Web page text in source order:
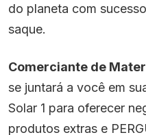
do planeta com
saque.
Comerciante de
se juntará a você em
Solar 1 para oferecer
produtos extras e